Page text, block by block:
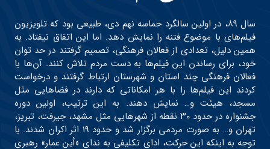
سال ۸۹، در اولین سالگرد حماسه نهم دی، طبیعی بود که تلویزیون
فیلم‌های با موضوع فتنه را نمایش دهد. اما این اتفاق نیفتاد. به
همین دلیل، تعدادی از فعالان فرهنگی، تصمیم گرفتند در حد توان
خود، برای رساندن این فیلم‌ها به دست مردم تلاش کنند. آن‌ها با
فعالان فرهنگی چند استان و شهرستان ارتباط گرفتند و درخواست
کردند این فیلم‌ها را با هر امکاناتی که دارند در فضاهایی مثل
مسجد، هیئت و… نمایش دهند. به این ترتیب، اولین دوره
جشنواره در حدود ۳۰ نقطه از شهرهایی مثل مشهد، جیرفت، تبریز،
تهران و… به صورت مردمی برگزار شد و حدود ۱۹ اثر اکران شدند. با
توجه به اینکه این حرکت، ادای تکلیفی به ندای «أین عمار» رهبری